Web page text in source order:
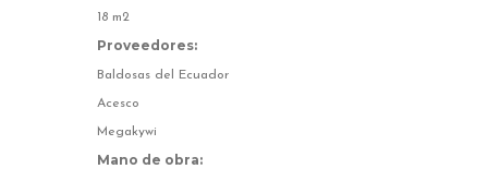
18 m2
Proveedores:
Baldosas del Ecuador
Acesco
Megakywi
Mano de obra: